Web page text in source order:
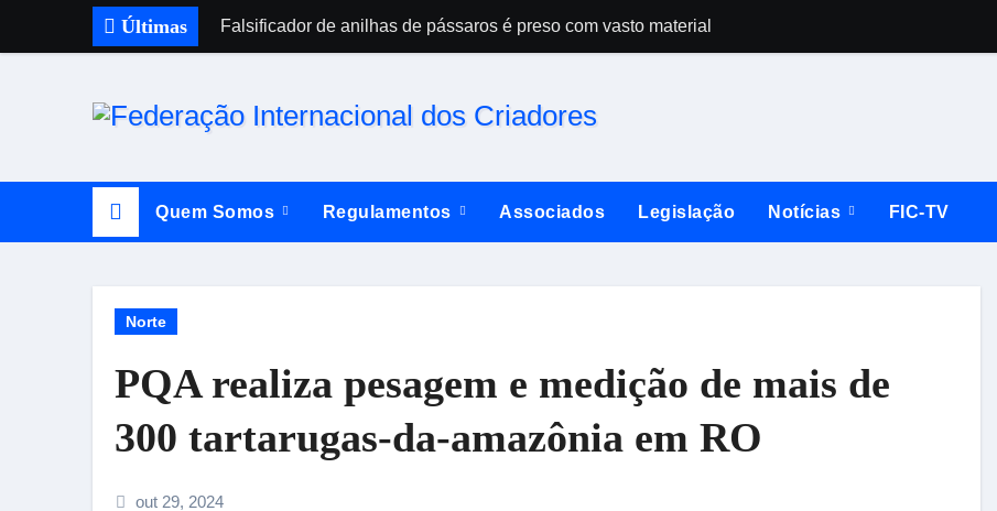
Últimas Falsificador de anilhas de pássaros é preso com vasto material Campeonato
Quem Somos Regulamentos Associados Legislação Notícias FIC-TV
Norte
PQA realiza pesagem e medição de mais de
300 tartarugas-da-amazônia em RO
out 29, 2024